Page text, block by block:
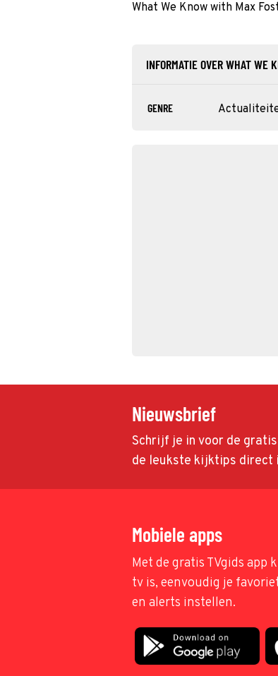
What We Know with Max
INFORMATIE OVER WHAT WE
GENRE
Nieuwsbrief
Schrijf je in voor de
de leukste kijktips direct
Mobiele apps
Met de gratis TVgids app
tv is, eenvoudig je
en alerts instellen.